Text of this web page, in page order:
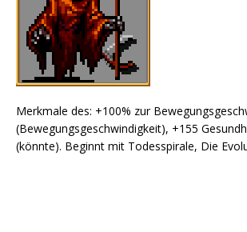
Merkmale des: +100% zur
(Bewegungsgeschwindigkeit), +155
(könnte). Beginnt mit Todesspirale, Die